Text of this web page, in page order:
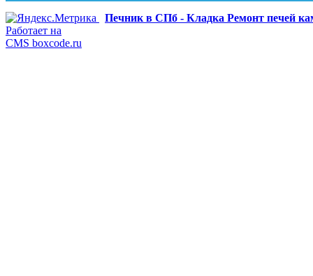
Печник в СПб - Кладка Ремонт печей
Работает на
CMS boxcode.ru